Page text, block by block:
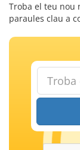
Troba el teu nou
paraules clau a